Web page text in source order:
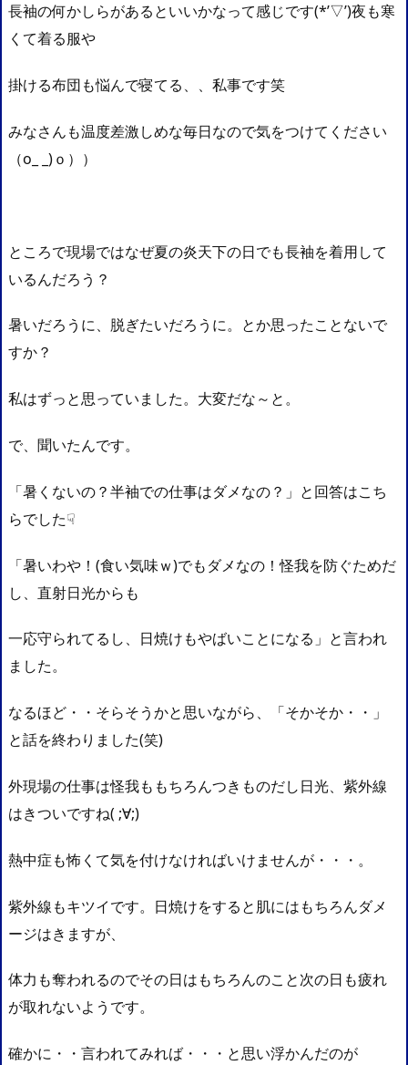
長袖の何かしらがあるといいかなって感じです(*’▽’)夜も寒
くて着る服や
掛ける布団も悩んで寝てる、、私事です笑
みなさんも温度差激しめな毎日なので気をつけてください
（o_ _)ｏ））
ところで現場ではなぜ夏の炎天下の日でも長袖を着用して
いるんだろう？
暑いだろうに、脱ぎたいだろうに。とか思ったことないで
すか？
私はずっと思っていました。大変だな～と。
で、聞いたんです。
「暑くないの？半袖での仕事はダメなの？」と回答はこち
らでした☟
「暑いわや！(食い気味ｗ)でもダメなの！怪我を防ぐためだ
し、直射日光からも
一応守られてるし、日焼けもやばいことになる」と言われ
ました。
なるほど・・そらそうかと思いながら、「そかそか・・」
と話を終わりました(笑)
外現場の仕事は怪我ももちろんつきものだし日光、紫外線
はきついですね( ;∀;)
熱中症も怖くて気を付けなければいけませんが・・・。
紫外線もキツイです。日焼けをすると肌にはもちろんダメ
ージはきますが、
体力も奪われるのでその日はもちろんのこと次の日も疲れ
が取れないようです。
確かに・・言われてみれば・・・と思い浮かんだのが